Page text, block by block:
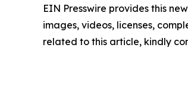
EIN Presswire provides this
images, videos, licenses,
related to this article, kindly